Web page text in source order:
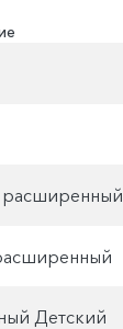
Детский